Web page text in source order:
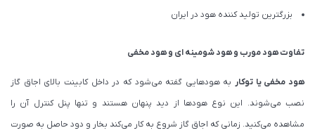
بزرگترین تولید کننده هود در ایران
تفاوت هود مورب و هود شومینه ای و هود مخفی
هود مخفی یا توکار به هودهایی گفته می‌شود که در داخل کابینت بالای اجاق گاز
نصب می‌شوند. این نوع هودها از دید پنهان هستند و تنها پنل کنترل آن را
مشاهده می‌کنید. زمانی که اجاق گاز شروع به کار می‌کند بخار و دود حاصل به صورت